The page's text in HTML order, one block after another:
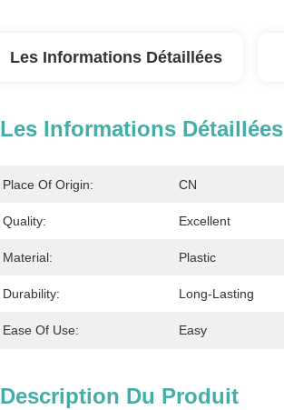
Les Informations Détaillées
Les Informations Détaillées
Place Of Origin: CN
Quality: Excellent
Material: Plastic
Durability: Long-Lasting
Ease Of Use: Easy
Description Du Produit